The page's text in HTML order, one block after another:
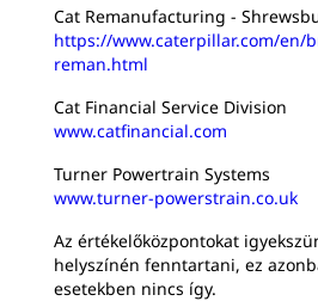
Cat Remanufacturing -
https://www.caterpillar.com/en/
reman.html
Cat Financial Service Division
www.catfinancial.com
Turner Powertrain Systems
www.turner-powerstrain.co.uk
Az értékelőközpontokat
helyszínén fenntartani, ez
esetekben nincs így.